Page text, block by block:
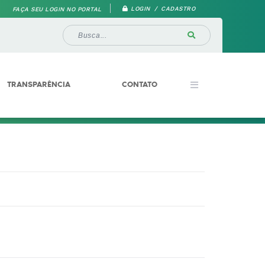
FAÇA SEU LOGIN NO PORTAL LOGIN / CADASTRO
TRANSPARÊNCIA CONTATO